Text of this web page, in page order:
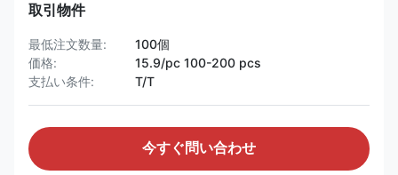
取引物件
最低注文数量:
100個
価格:
15.9/pc 100-200 pcs
支払い条件:
T/T
今すぐ問い合わせ